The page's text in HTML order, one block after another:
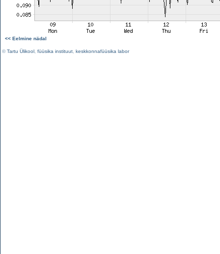
<< Eelmine nädal
©Tartu Ülikool füüsika instituut keskkonnafüüsika labor